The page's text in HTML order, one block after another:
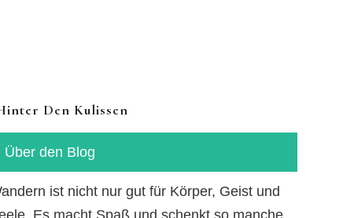
Den Kulissen
Über den Blog
ist nicht nur gut für Körper, Geist und
Es macht Spaß und schenkt so manche